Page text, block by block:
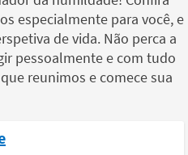
especialmente para você, e
de vida. Não perca a
pessoalmente e com tudo
reunimos e comece sua